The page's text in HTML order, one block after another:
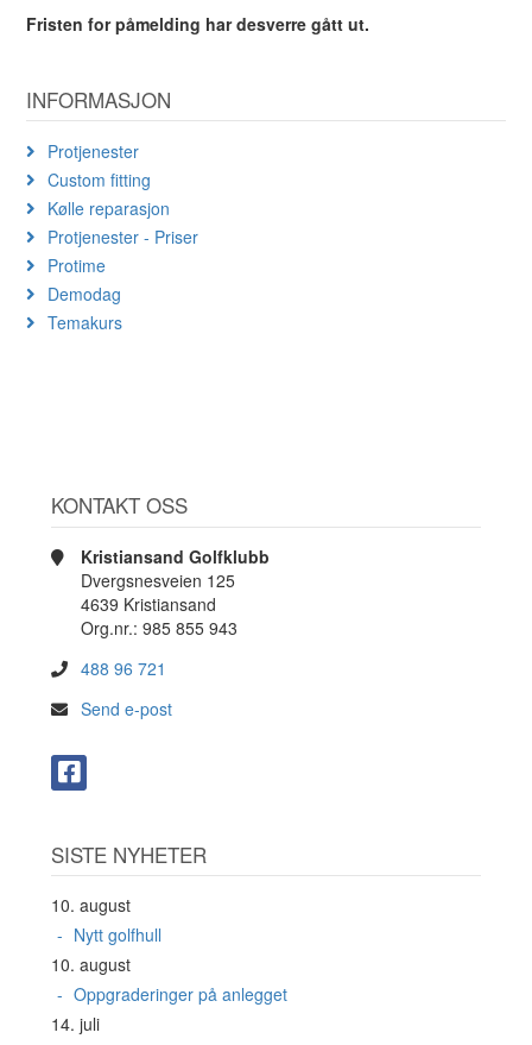
Fristen for påmelding har desverre gått ut.
INFORMASJON
Protjenester
Custom fitting
Kølle reparasjon
Protjenester - Priser
Protime
Demodag
Temakurs
KONTAKT OSS
Kristiansand Golfklubb
Dvergsnesveien 125
4639 Kristiansand
Org.nr.: 985 855 943
488 96 721
Send e-post
SISTE NYHETER
10. august
Nytt golfhull
10. august
Oppgraderinger på anlegget
14. juli